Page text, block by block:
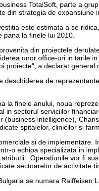
TotalSoft, parte a
din strategia de
este estimata a se
la finele lui 2010.
din proiectele
unor office-uri in tarile
proiecte", a declarat general
deschiderea de
la finele anului, noua
in sectorul serviciilor
(business intelligence),
spitalelor, clinicilor si
si de
o echipa specializata in
Operatiunile vor fi
sectoarelor de activitate
se numara Raiffeisen